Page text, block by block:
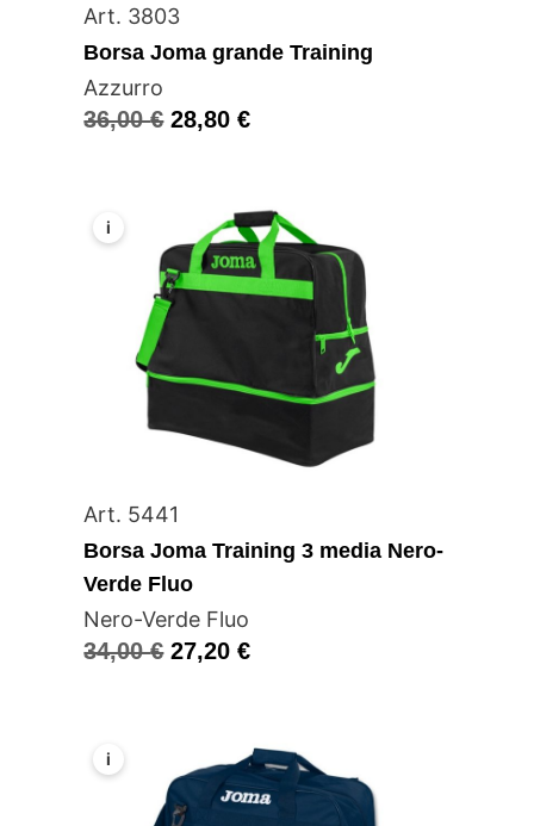
Art. 3803
Borsa Joma grande Training
Azzurro
36,00€ 28,80€
i
Art. 5441
Borsa Joma Training 3 media Nero-
Verde Fluo
Nero-Verde Fluo
34,00€ 27,20€
i